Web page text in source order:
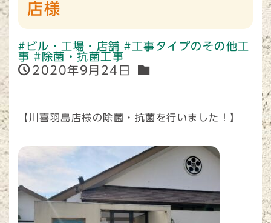
店様
#ビル・工場・店舗 #工事タイプのその他工
事 #除菌・抗菌工事
2020年9月24日
【川喜羽島店様の除菌・抗菌を行いました！】